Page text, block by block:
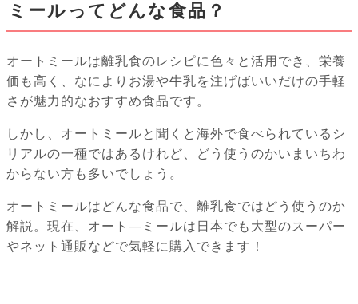
ミールってどんな食品？
オートミールは離乳食のレシピに色々と活用でき、栄養
価も高く、なによりお湯や牛乳を注げばいいだけの手軽
さが魅力的なおすすめ食品です。
しかし、オートミールと聞くと海外で食べられているシ
リアルの一種ではあるけれど、どう使うのかいまいちわ
からない方も多いでしょう。
オートミールはどんな食品で、離乳食ではどう使うのか
解説。現在、オート―ミールは日本でも大型のスーパー
やネット通販などで気軽に購入できます！